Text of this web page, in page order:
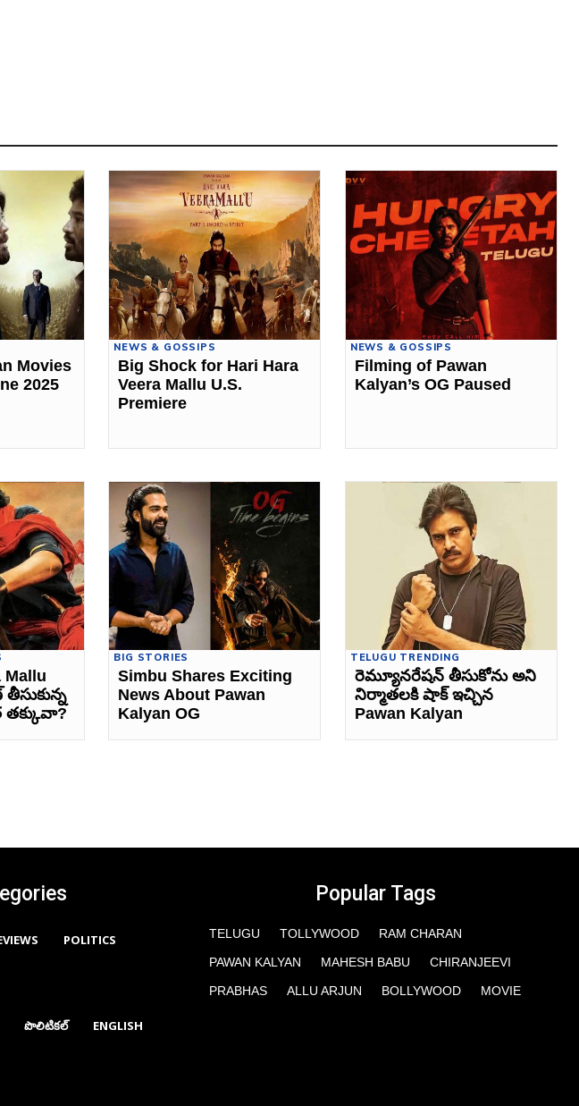
Movies
2025
NEWS & GOSSIPS
Big Shock for Hari Hara
Veera Mallu U.S.
Premiere
NEWS & GOSSIPS
Filming of Pawan
Kalyan’s OG Paused
Mallu
తక్కువా?
BIG STORIES
Simbu Shares Exciting
News About Pawan
Kalyan OG
TELUGU TRENDING
రెమ్యూనరేషన్ తీసుకోను అని
నిర్మాతలకి షాక్ ఇచ్చిన
Pawan Kalyan
POLITICS
పొలిటికల్ ENGLISH
Popular Tags
TELUGU TOLLYWOOD
RAM CHARAN
PAWAN KALYAN
MAHESH BABU
CHIRANJEEVI
PRABHAS
ALLU ARJUN BOLLYWOOD MOVIE